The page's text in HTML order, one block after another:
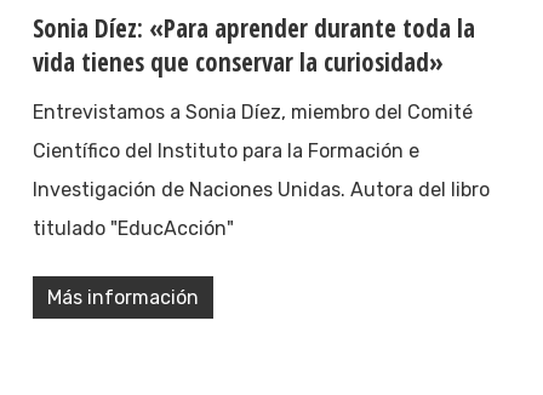
Sonia Díez: «Para aprender durante toda la
vida tienes que conservar la curiosidad»
Entrevistamos a Sonia Díez, miembro del Comité
Científico del Instituto para la Formación e
Investigación de Naciones Unidas. Autora del libro
titulado "EducAcción"
Más información